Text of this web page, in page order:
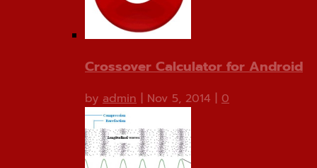
Crossover Calculator for Android
by admin | Nov 5, 2014 | 0